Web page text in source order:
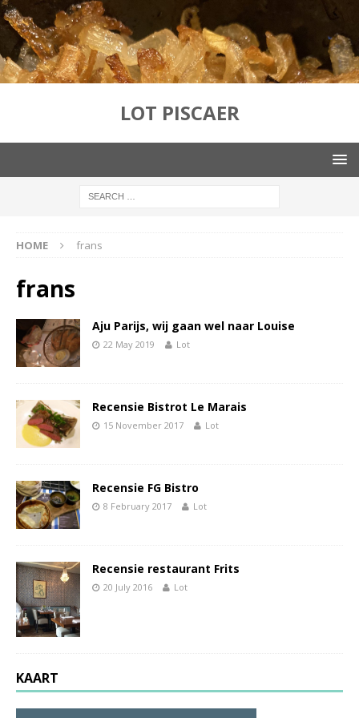
LOT PISCAER
HOME frans
frans
Aju Parijs, wij gaan wel naar Louise
22 May 2019 Lot
Recensie Bistrot Le Marais
15 November 2017 Lot
Recensie FG Bistro
8 February 2017 Lot
Recensie restaurant Frits
20 July 2016 Lot
KAART